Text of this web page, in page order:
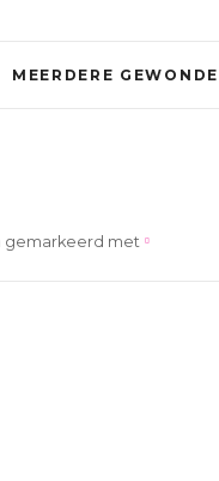
gemarkeerd met